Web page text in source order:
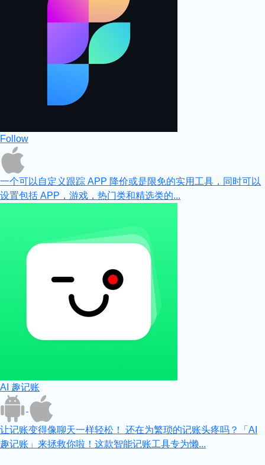
Follow
一个可以自定义跟踪 APP 降价或是限免的实用工具，同时可以
设置包括 APP，游戏，热门类和精选类的...
AI 趣记账
让记账变得像聊天一样轻松！ 还在为繁琐的记账头疼吗？「AI
趣记账」来拯救你啦！这款智能记账工具专为懒...